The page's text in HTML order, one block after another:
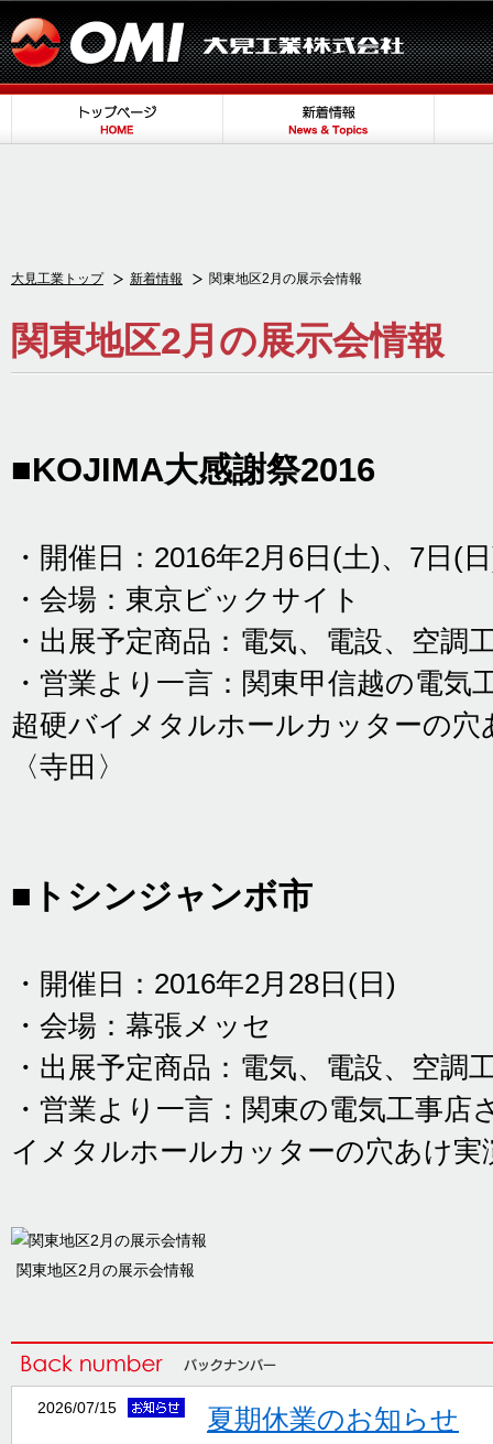
大見工業トップ 新着情報 関東地区2月の展示会情報
関東地区2月の展示会情報
■KOJIMA大感謝祭2016
・開催日：2016年2月6日(土)、7日(
・会場：東京ビックサイト
・出展予定商品：電気、電設、空調
・営業より一言：関東甲信越の電気
超硬バイメタルホールカッターの
〈寺田〉
■トシンジャンボ市
・開催日：2016年2月28日(日)
・会場：幕張メッセ
・出展予定商品：電気、電設、空調
・営業より一言：関東の電気工事店
イメタルホールカッターの穴あけ
関東地区2月の展示会情報
2026/07/15 夏期休業のお知らせ